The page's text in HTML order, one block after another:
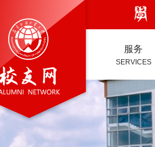
服务
SERVICES